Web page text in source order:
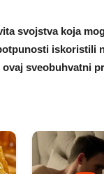
svojstva koja
iskoristili
sveobuhvatni